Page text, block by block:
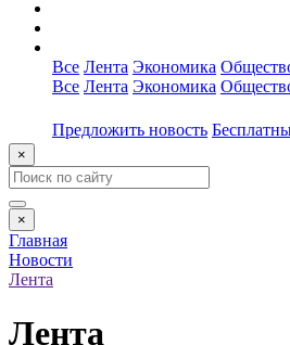
Все Лента Экономика
Все Лента Экономика
Предложить новость
×
×
Главная
Новости
Лента
Лента